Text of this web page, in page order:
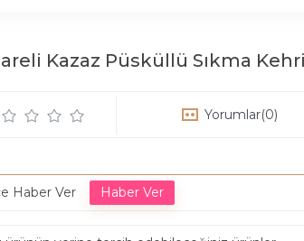
Kazaz Püsküllü Sıkma
Yorumlar(0)
Haber Ver